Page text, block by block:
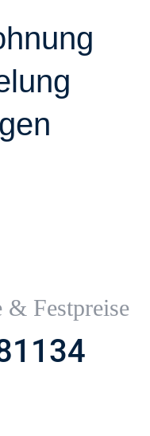
Festpreise